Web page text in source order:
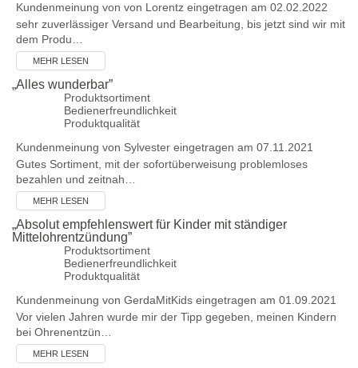
Kundenmeinung von von Lorentz eingetragen am 02.02.2022
sehr zuverlässiger Versand und Bearbeitung, bis jetzt sind wir mit
dem Produ…
MEHR LESEN
„Alles wunderbar”
Produktsortiment
Bedienerfreundlichkeit
Produktqualität
Kundenmeinung von Sylvester eingetragen am 07.11.2021
Gutes Sortiment, mit der sofortüberweisung problemloses
bezahlen und zeitnah…
MEHR LESEN
„Absolut empfehlenswert für Kinder mit ständiger
Mittelohrentzündung”
Produktsortiment
Bedienerfreundlichkeit
Produktqualität
Kundenmeinung von GerdaMitKids eingetragen am 01.09.2021
Vor vielen Jahren wurde mir der Tipp gegeben, meinen Kindern
bei Ohrenentzün…
MEHR LESEN